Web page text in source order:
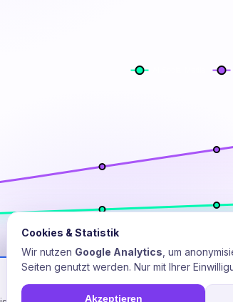
Cookies & Statistik
Wir nutzen Google Analytics , um
Seiten genutzt werden. Nur mit Ihrer
Akzeptieren